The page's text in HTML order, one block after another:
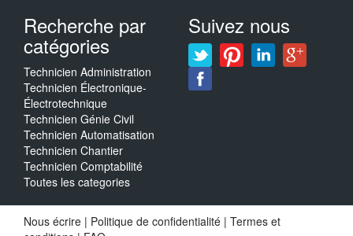
Recherche par
catégories
Technicien Administration
Technicien Électronique-
Électrotechnique
Technicien Génie Civil
Technicien Automatisation
Technicien Chantier
Technicien Comptabilité
Toutes les categories
Suivez nous
Nous écrire | Politique de confidentialité | Termes et